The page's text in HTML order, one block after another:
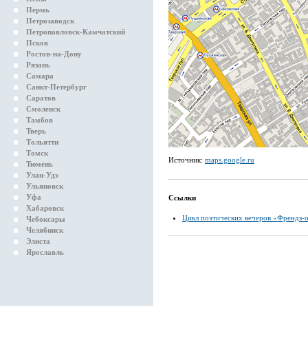
Пермь
Петрозаводск
Петропавловск-Камчатский
Псков
Ростов-на-Дону
Рязань
Самара
Санкт-Петербург
Саратов
Смоленск
Тамбов
Тверь
Тольятти
Томск
Тюмень
Улан-Удэ
Ульяновск
Уфа
Хабаровск
Чебоксары
Челябинск
Элиста
Ярославль
Источник: maps.google.ru
Ссылки
Цикл поэтических вечеров «Френдз-